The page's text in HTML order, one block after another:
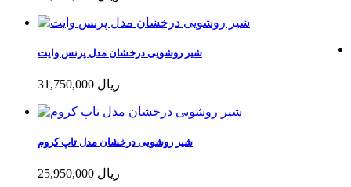
شیر روشویی درخشان مدل پرنس وایت
31,750,000 ریال
شیر روشویی درخشان مدل تاپ کروم
25,950,000 ریال